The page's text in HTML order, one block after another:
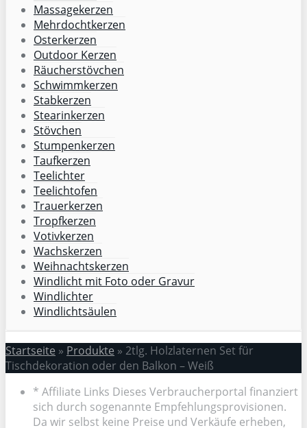
Massagekerzen
Mehrdochtkerzen
Osterkerzen
Outdoor Kerzen
Räucherstövchen
Schwimmkerzen
Stabkerzen
Stearinkerzen
Stövchen
Stumpenkerzen
Taufkerzen
Teelichter
Teelichtofen
Trauerkerzen
Tropfkerzen
Votivkerzen
Wachskerzen
Weihnachtskerzen
Windlicht mit Foto oder Gravur
Windlichter
Windlichtsäulen
Startseite » Produkte » 2tlg. Holzlaternen Set für
Tischdekoration oder den Balkon – Weiß
* Affiliate Links Dieses Verbraucherportal finanziert
sich durch sogenannte Empfehlungsprovisionen.
Da wir selbst keine Preise und Verkäufe erheben,